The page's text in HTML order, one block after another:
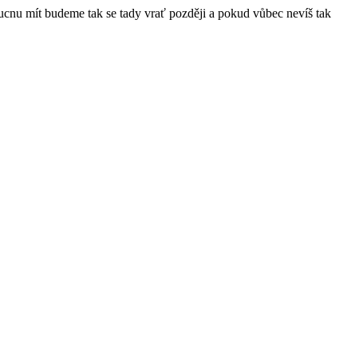
mít budeme tak se tady vrať později a pokud vůbec nevíš tak